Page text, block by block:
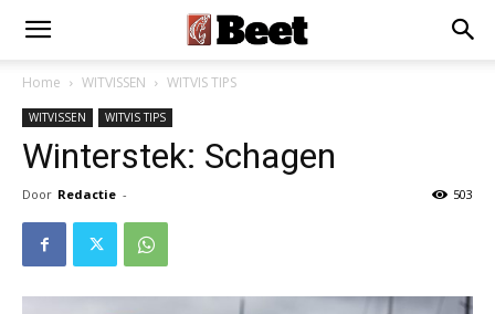
Home WITVISSEN WITVIS TIPS
WITVISSEN WITVIS TIPS
Winterstek: Schagen
Door Redactie - 503